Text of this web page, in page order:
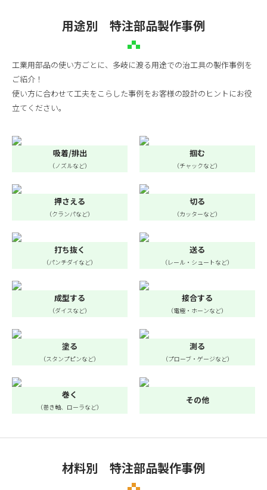
用途別 特注部品製作事例
工業用部品の使い方ごとに、多岐に渡る用途での治工具の製作事例を
ご紹介！
使い方に合わせて工夫をこらした事例をお客様の設計のヒントにお役
立てください。
吸着/排出
（ノズルなど）
掴む
（チャックなど）
押さえる
（クランパなど）
切る
（カッターなど）
打ち抜く
（パンチダイなど）
送る
（レール・シュートなど）
成型する
（ダイスなど）
接合する
（電極・ホーンなど）
塗る
（スタンプピンなど）
測る
（プローブ・ゲージなど）
巻く
（巻き軸、ローラなど）
その他
材料別 特注部品製作事例